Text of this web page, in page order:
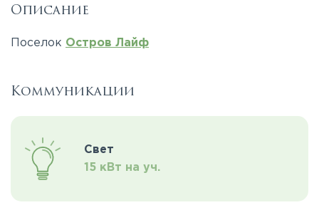
Описание
Поселок Остров Лайф
Коммуникации
Свет
15 кВт на уч.